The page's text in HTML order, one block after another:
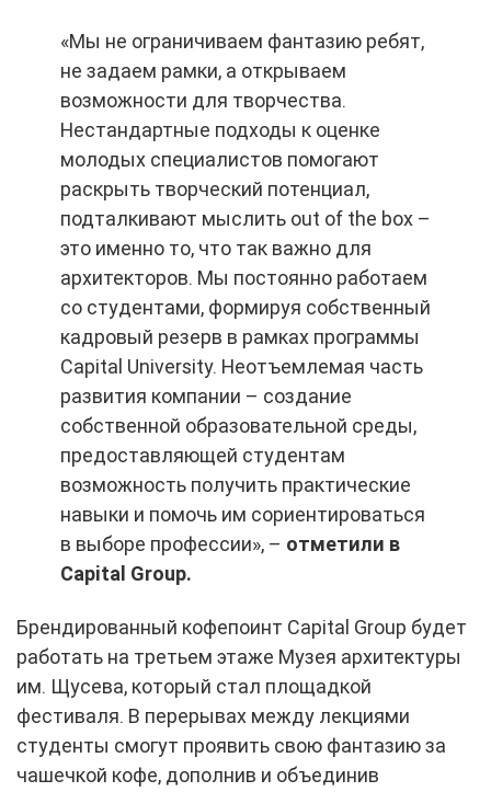
«Мы не ограничиваем фантазию ребят,
не задаем рамки, а открываем
возможности для творчества.
Нестандартные подходы к оценке
молодых специалистов помогают
раскрыть творческий потенциал,
подталкивают мыслить out of the box –
это именно то, что так важно для
архитекторов. Мы постоянно работаем
со студентами, формируя собственный
кадровый резерв в рамках программы
Capital University. Неотъемлемая часть
развития компании – создание
собственной образовательной среды,
предоставляющей студентам
возможность получить практические
навыки и помочь им сориентироваться
в выборе профессии», – отметили в
Capital Group.
Брендированный кофепоинт Capital Group будет
работать на третьем этаже Музея архитектуры
им. Щусева, который стал площадкой
фестиваля. В перерывах между лекциями
студенты смогут проявить свою фантазию за
чашечкой кофе, дополнив и объединив